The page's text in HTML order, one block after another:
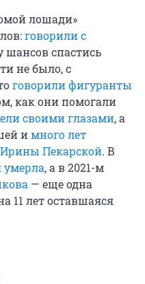
лошади»
говорили с
шансов спастись
не было, с
говорили фигуранты
как они помогали
своими глазами, а
имного лет
Пекарской. В
умерла, а в 2021-м
— еще одна
11 лет оставшаяся